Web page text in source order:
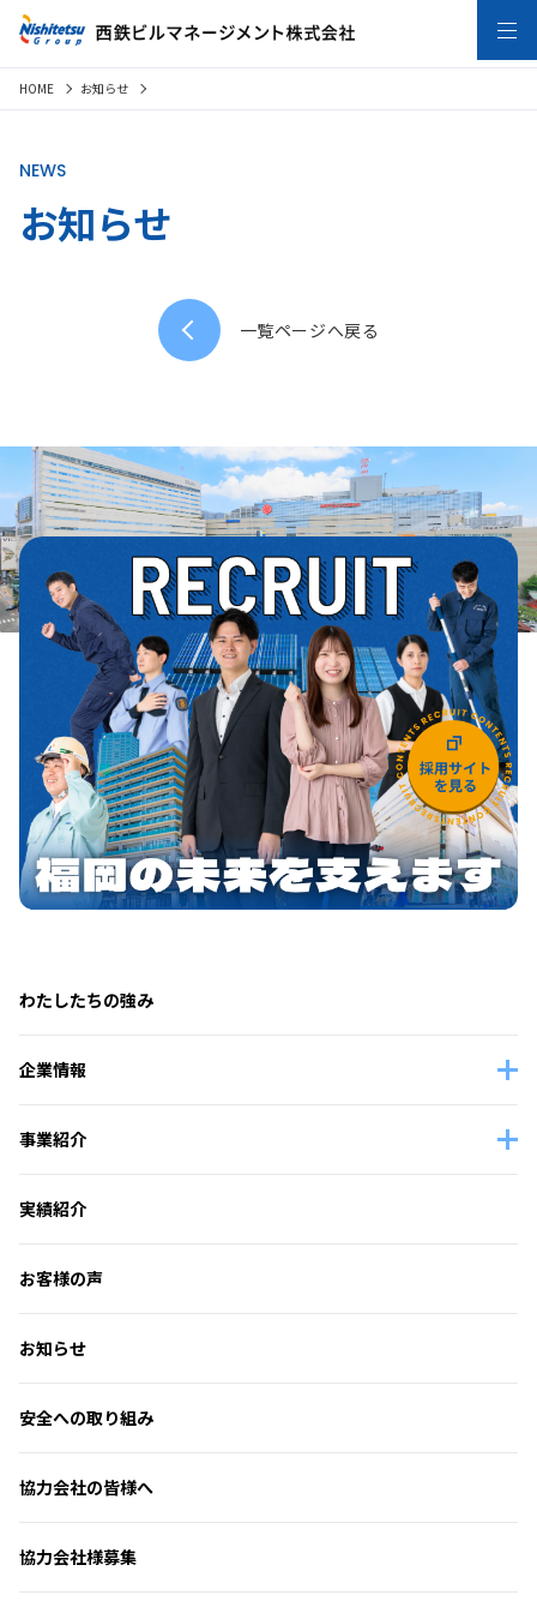
HOME お知らせ
お知らせ
NEWS
一覧ページへ戻る
わたしたちの強み
企業情報
事業紹介
実績紹介
お客様の声
お知らせ
安全への取り組み
協力会社の皆様へ
協力会社様募集